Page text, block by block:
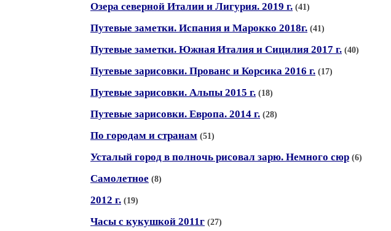
Озера северной Италии и Лигурия. 2019 г. (41)
Путевые заметки. Испания и Марокко 2018г. (41)
Путевые заметки. Южная Италия и Сицилия 2017 г. (40)
Путевые зарисовки. Прованс и Корсика 2016 г. (17)
Путевые зарисовки. Альпы 2015 г. (18)
Путевые зарисовки. Европа. 2014 г. (28)
По городам и странам (51)
Усталый город в полночь рисовал зарю. Немного сюр (6)
Самолетное (8)
2012 г. (19)
Часы с кукушкой 2011г (27)